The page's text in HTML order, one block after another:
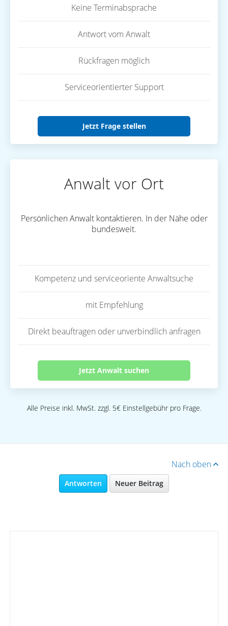
Keine Terminabsprache
Antwort vom Anwalt
Rückfragen möglich
Serviceorientierter Support
Jetzt Frage stellen
Anwalt vor Ort
Persönlichen Anwalt kontaktieren. In der Nähe oder
bundesweit.
Kompetenz und serviceoriente Anwaltsuche
mit Empfehlung
Direkt beauftragen oder unverbindlich anfragen
Jetzt Anwalt suchen
Alle Preise inkl. MwSt. zzgl. 5€ Einstellgebühr pro Frage.
Nach oben
Antworten Neuer Beitrag